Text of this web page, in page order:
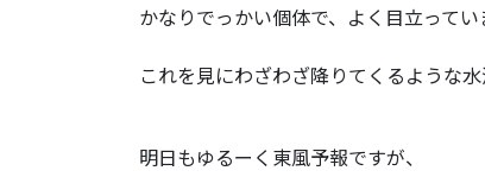
かなりでっかい個体で、よく目立ってい
これを見にわざわざ降りてくるような
明日もゆるーく東風予報ですが、